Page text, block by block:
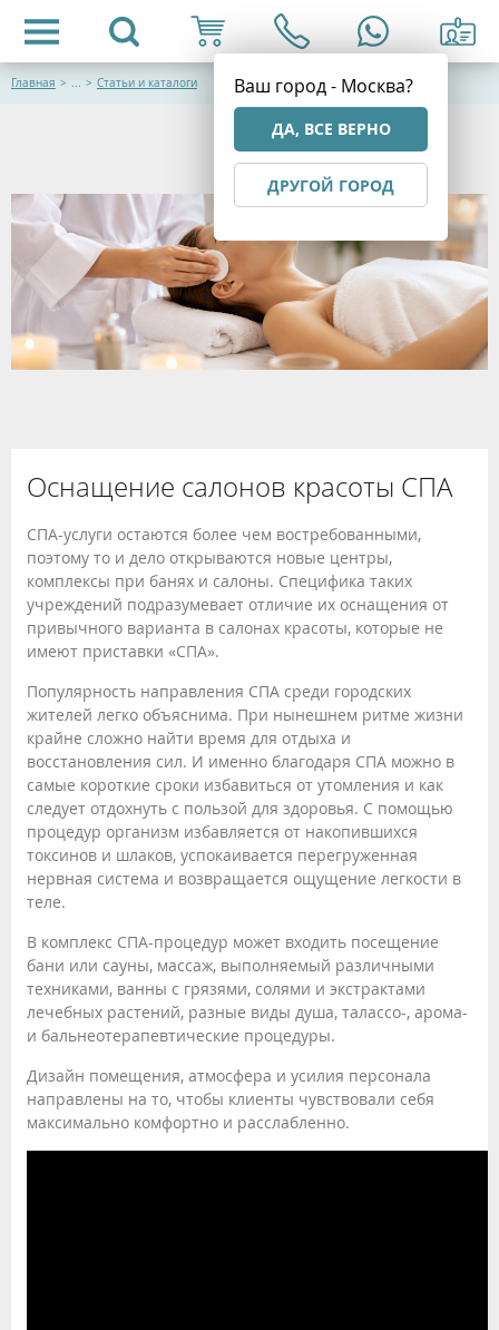
Ваш город - Москва?
ДА, ВСЕ ВЕРНО
ДРУГОЙ ГОРОД
Главная > ... > Статьи и каталоги
Оснащение салонов красоты СПА
СПА-услуги остаются более чем востребованными,
поэтому то и дело открываются новые центры,
комплексы при банях и салоны. Специфика таких
учреждений подразумевает отличие их оснащения от
привычного варианта в салонах красоты, которые не
имеют приставки «СПА».
Популярность направления СПА среди городских
жителей легко объяснима. При нынешнем ритме жизни
крайне сложно найти время для отдыха и
восстановления сил. И именно благодаря СПА можно в
самые короткие сроки избавиться от утомления и как
следует отдохнуть с пользой для здоровья. С помощью
процедур организм избавляется от накопившихся
токсинов и шлаков, успокаивается перегруженная
нервная система и возвращается ощущение легкости в
теле.
В комплекс СПА-процедур может входить посещение
бани или сауны, массаж, выполняемый различными
техниками, ванны с грязями, солями и экстрактами
лечебных растений, разные виды душа, талассо-, арома-
и бальнеотерапевтические процедуры.
Дизайн помещения, атмосфера и усилия персонала
направлены на то, чтобы клиенты чувствовали себя
максимально комфортно и расслабленно.